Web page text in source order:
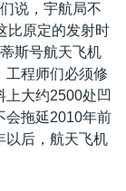
说，宇航局不
比原定的发射时
斯号航天飞机
工程师们必须修
大约2500处凹
会拖延2010年前
以后，航天飞机